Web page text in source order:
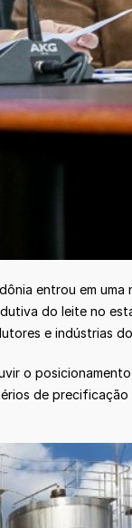
entrou em
do leite no
e indústrias
o
de